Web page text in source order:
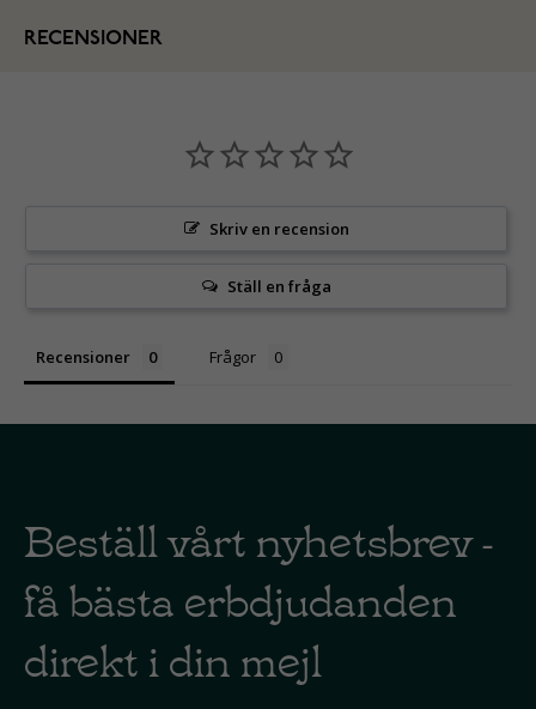
RECENSIONER
Skriv en recension
Ställ en fråga
Recensioner Frågor
Beställ vårt nyhetsbrev -
få bästa erbdjudanden
direkt i din mejl